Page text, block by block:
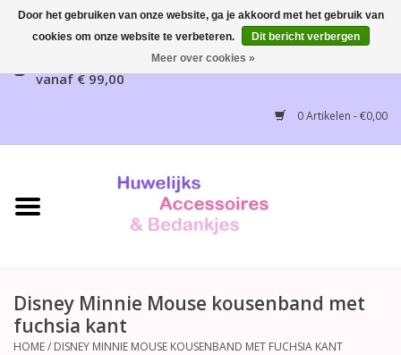
Gratis verzending mogelijk, NL vanaf € 65,00, België
vanaf € 99,00
0 Artikelen - €0,00
Home
Bruidsaccessoires
Huwelijksreceptie
Disney Minnie Mouse kousenband met
fuchsia kant
HOME/ DISNEY MINNIE MOUSE KOUSENBAND MET FUCHSIA KANT
Door het gebruiken van onze website, ga je akkoord met het gebruik van
cookies om onze website te verbeteren.
Dit bericht verbergen
Meer over cookies »